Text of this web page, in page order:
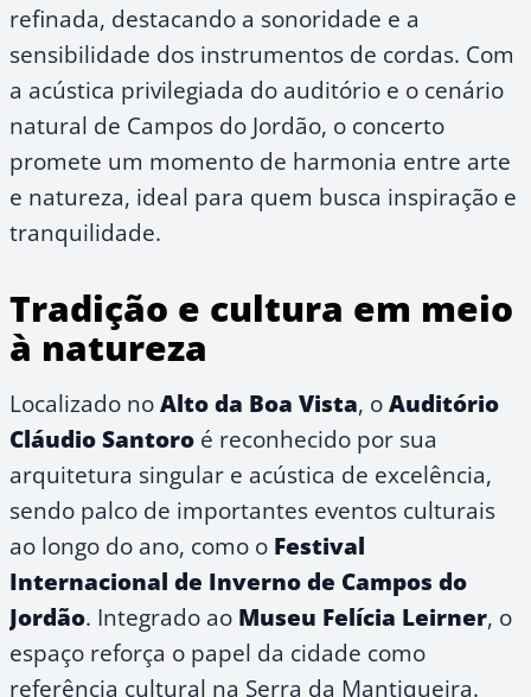
refinada, destacando a sonoridade e a
sensibilidade dos instrumentos de cordas. Com
a acústica privilegiada do auditório e o cenário
natural de Campos do Jordão, o concerto
promete um momento de harmonia entre arte
e natureza, ideal para quem busca inspiração e
tranquilidade.
Tradição e cultura em meio
à natureza
Localizado noAlto da Boa Vista, oAuditório
Cláudio Santoro é reconhecido por sua
arquitetura singular e acústica de excelência,
sendo palco de importantes eventos culturais
ao longo do ano, como o Festival
Internacional de Inverno de Campos do
Jordão. Integrado ao Museu Felícia Leirner, o
espaço reforça o papel da cidade como
referência cultural na Serra da Mantiqueira.